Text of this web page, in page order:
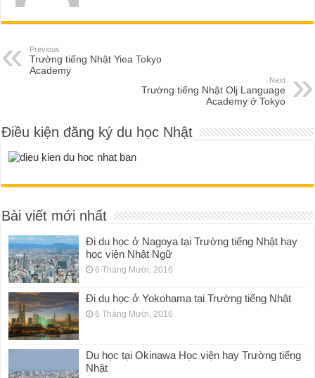
Previous
Trường tiếng Nhật Yiea Tokyo
Academy
Next
Trường tiếng Nhật Olj Language
Academy ở Tokyo
Điều kiện đăng ký du học Nhật
Bài viết mới nhất
Đi du học ở Nagoya tại Trường tiếng Nhật hay
học viện Nhật Ngữ
6 Tháng Mười, 2016
Đi du học ở Yokohama tại Trường tiếng Nhật
6 Tháng Mười, 2016
Du học tại Okinawa Học viện hay Trường tiếng
Nhật